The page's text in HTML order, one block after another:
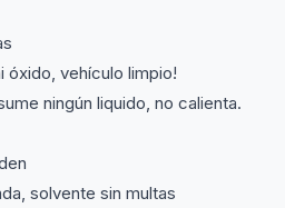
óxido, vehículo limpio!
ningún liquido, no calienta.
solvente sin multas